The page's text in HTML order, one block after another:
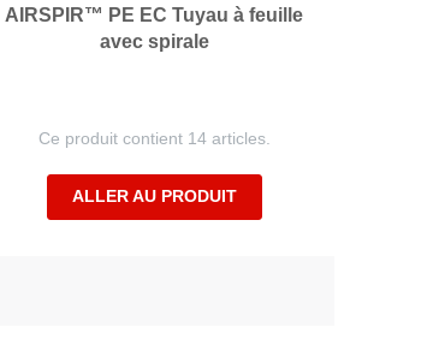
AIRSPIR™ PE EC Tuyau à feuille
avec spirale
Ce produit contient 14 articles.
ALLER AU PRODUIT